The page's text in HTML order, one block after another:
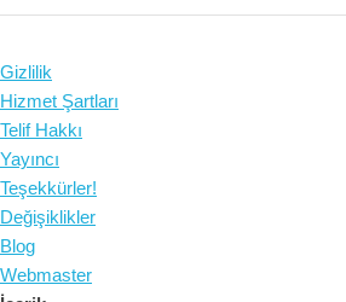
Gizlilik
Hizmet Şartları
Telif Hakkı
Yayıncı
Teşekkürler!
Değişiklikler
Blog
Webmaster